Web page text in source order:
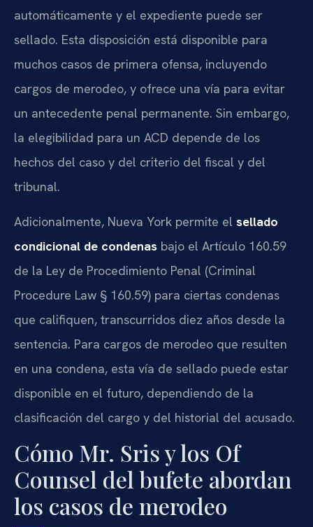
automáticamente y el expediente puede ser
sellado. Esta disposición está disponible para
muchos casos de primera ofensa, incluyendo
cargos de merodeo, y ofrece una vía para evitar
un antecedente penal permanente. Sin embargo,
la elegibilidad para un ACD depende de los
hechos del caso y del criterio del fiscal y del
tribunal.
Adicionalmente, Nueva York permite el sellado
condicional de condenas bajo el Artículo 160.59
de la Ley de Procedimiento Penal (Criminal
Procedure Law § 160.59) para ciertas condenas
que califiquen, transcurridos diez años desde la
sentencia. Para cargos de merodeo que resulten
en una condena, esta vía de sellado puede estar
disponible en el futuro, dependiendo de la
clasificación del cargo y del historial del acusado.
Cómo Mr. Sris y los Of
Counsel del bufete abordan
los casos de merodeo